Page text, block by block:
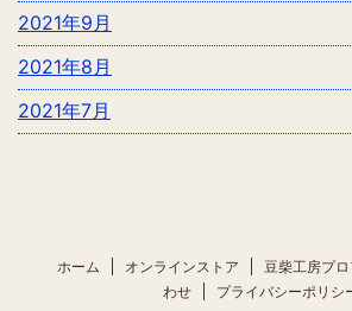
2021年9月
2021年8月
2021年7月
ホーム オンラインストア 豆柴工房プ
わせ
プライバシーポリシ